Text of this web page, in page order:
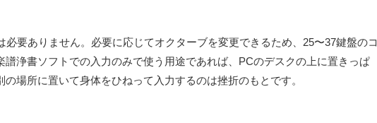
要ありません。必要に応じてオクターブを変更できるため、25〜37鍵盤のコ
譜浄書ソフトでの入力のみで使う用途であれば、PCのデスクの上に置きっぱ
場所に置いて身体をひねって入力するのは挫折のもとです。